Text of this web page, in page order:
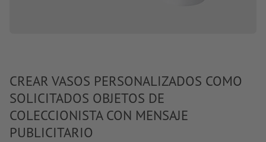
CREAR VASOS PERSONALIZADOS COMO
SOLICITADOS OBJETOS DE
COLECCIONISTA CON MENSAJE
PUBLICITARIO